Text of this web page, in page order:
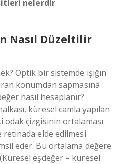
nelerdir
Nasıl Düzeltilir
Optik bir sistemde ışığın
konumdan sapmasına
nasıl hesaplanır?
küresel camla yapılan
çizgisinin ortalaması
elde edilmesi
eder. Bu ortalama değere
eşdeğer = küresel